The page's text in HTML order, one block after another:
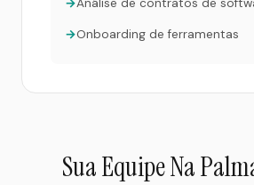
Análise de contratos de
Onboarding de ferramentas
Sua Equipe Na